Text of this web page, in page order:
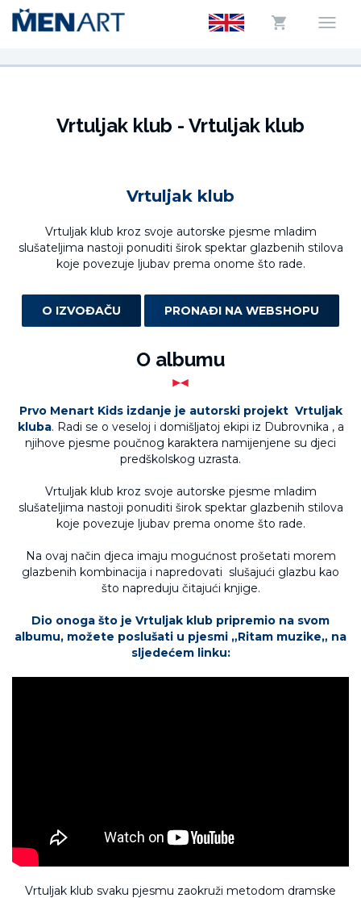
Vrtuljak klub - Vrtuljak klub
Vrtuljak klub
Vrtuljak klub kroz svoje autorske pjesme mladim
slušateljima nastoji ponuditi širok spektar glazbenih stilova
koje povezuje ljubav prema onome što rade.
O IZVOĐAČU PRONAĐI NA WEBSHOPU
O albumu
Prvo Menart Kids izdanje je autorski projekt Vrtuljak
kluba. Radi se o veseloj i domišljatoj ekipi iz Dubrovnika , a
njihove pjesme poučnog karaktera namijenjene su djeci
predškolskog uzrasta.
Vrtuljak klub kroz svoje autorske pjesme mladim
slušateljima nastoji ponuditi širok spektar glazbenih stilova
koje povezuje ljubav prema onome što rade.
Na ovaj način djeca imaju mogućnost prošetati morem
glazbenih kombinacija i napredovati slušajući glazbu kao
što napreduju čitajući knjige.
Dio onoga što je Vrtuljak klub pripremio na svom
albumu, možete poslušati u pjesmi „Ritam muzike„ na
sljedećem linku:
Vrtuljak klub svaku pjesmu zaokruži metodom dramske